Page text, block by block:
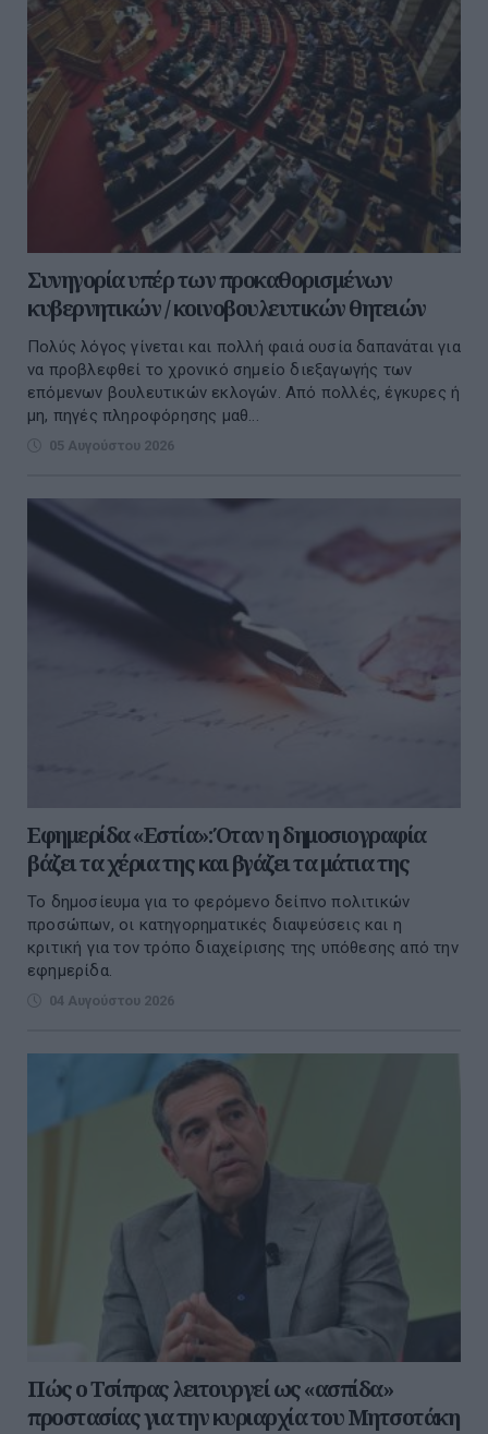
Συνηγορία υπέρ των προκαθορισμένων
κυβερνητικών / κοινοβουλευτικών θητειών
Πολύς λόγος γίνεται και πολλή φαιά ουσία δαπανάται για
να προβλεφθεί το χρονικό σημείο διεξαγωγής των
επόμενων βουλευτικών εκλογών. Από πολλές, έγκυρες ή
μη, πηγές πληροφόρησης μαθ...
05 Αυγούστου 2026
Εφημερίδα «Εστία»: Όταν η δημοσιογραφία
βάζει τα χέρια της και βγάζει τα μάτια της
Το δημοσίευμα για το φερόμενο δείπνο πολιτικών
προσώπων, οι κατηγορηματικές διαψεύσεις και η
κριτική για τον τρόπο διαχείρισης της υπόθεσης από την
εφημερίδα.
04 Αυγούστου 2026
Πώς ο Τσίπρας λειτουργεί ως «ασπίδα»
προστασίας για την κυριαρχία του Μητσοτάκη